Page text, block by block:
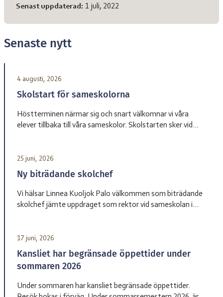
Senast uppdaterad: 1 juli, 2022
Senaste nytt
4 augusti, 2026
Skolstart för sameskolorna
Höstterminen närmar sig och snart välkomnar vi våra
elever tillbaka till våra sameskolor. Skolstarten sker vid
Jåhkåmåhkke 20 augusti Vårdnadshavare får information
från respektive skola om tider för första skoldagen och
annan praktisk information inför terminsstarten. Vi ser
fram […]
25 juni, 2026
Ny biträdande skolchef
Vi hälsar Linnea Kuoljok Palo välkommen som biträdande
skolchef jämte uppdraget som rektor vid sameskolan i
17 juni, 2026
Kansliet har begränsade öppettider under
sommaren 2026
Under sommaren har kansliet begränsade öppettider.